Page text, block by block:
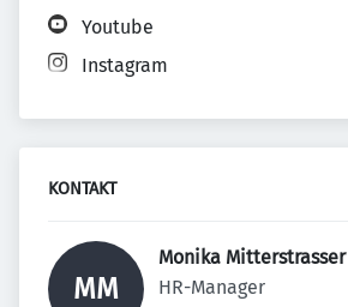
Youtube
Instagram
KONTAKT
MM
Monika Mitterstrasser
HR-Manager